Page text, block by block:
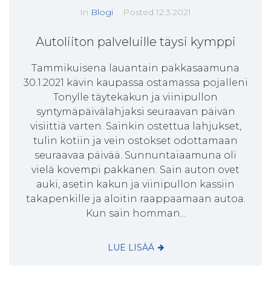
In Blogi Posted 12.3.2021
Autoliiton palveluille täysi kymppi
Tammikuisena lauantain pakkasaamuna
30.1.2021 kävin kaupassa ostamassa pojalleni
Tonylle täytekakun ja viinipullon
syntymäpäivälahjaksi seuraavan päivän
visiittiä varten. Sainkin ostettua lahjukset,
tulin kotiin ja vein ostokset odottamaan
seuraavaa päivää. Sunnuntaiaamuna oli
vielä kovempi pakkanen. Sain auton ovet
auki, asetin kakun ja viinipullon kassiin
takapenkille ja aloitin raappaamaan autoa.
Kun sain homman...
LUE LISÄÄ